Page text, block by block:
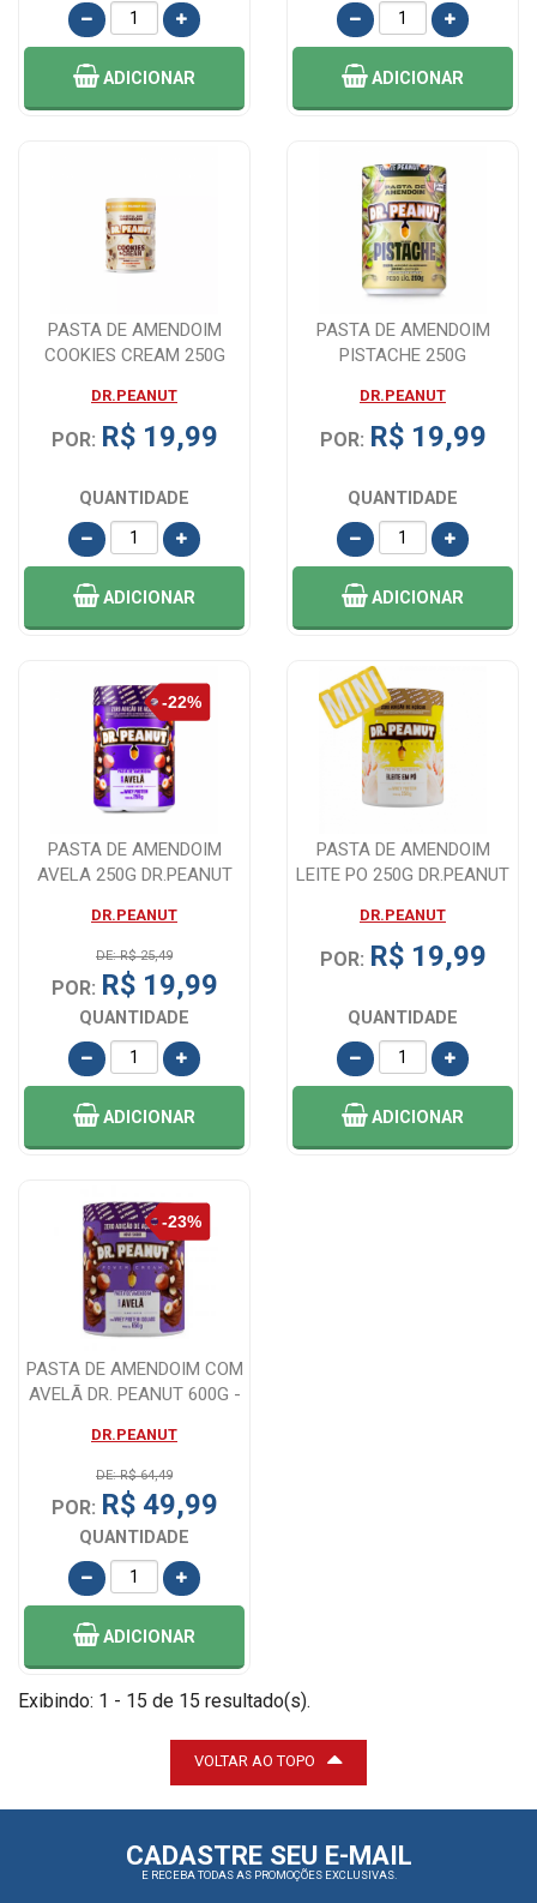
ADICIONAR ADICIONAR
PASTA DE AMENDOIM
COOKIES CREAM 250G
DR.PEANUT
POR: R$ 19,99
QUANTIDADE
ADICIONAR
PASTA DE AMENDOIM
PISTACHE 250G
DR.PEANUT
POR: R$ 19,99
QUANTIDADE
ADICIONAR
PASTA DE AMENDOIM
AVELA 250G DR.PEANUT
DR.PEANUT
DE: R$ 25,49
POR: R$ 19,99
QUANTIDADE
ADICIONAR
PASTA DE AMENDOIM
LEITE PO 250G DR.PEANUT
DR.PEANUT
POR: R$ 19,99
QUANTIDADE
ADICIONAR
PASTA DE AMENDOIM COM
AVELÃ DR. PEANUT 600G -
DR.PEANUT
DE: R$ 64,49
POR: R$ 49,99
QUANTIDADE
ADICIONAR
Exibindo: 1 - 15 de 15 resultado(s).
VOLTAR AO TOPO
CADASTRE SEU E-MAIL
E RECEBA TODAS AS PROMOÇÕES EXCLUSIVAS.